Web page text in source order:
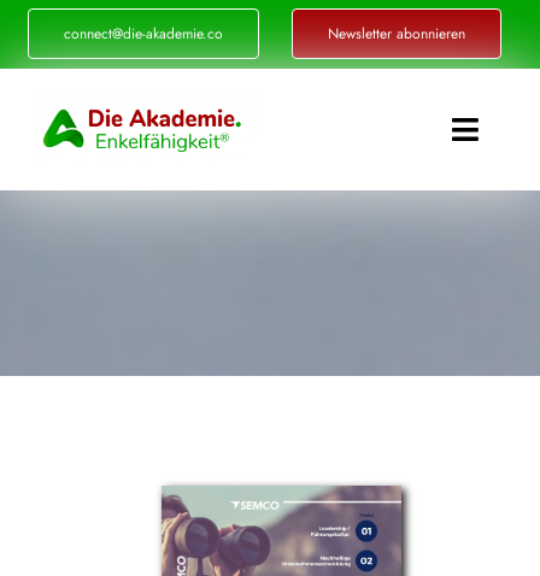
Zum
Inhalt
connect@die-akademie.co Newsletter abonnieren
Toggle
Standorte
Partner